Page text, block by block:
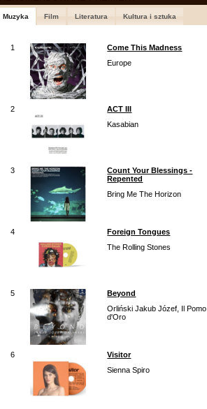
Muzyka Film Literatura Kultura i sztuka
1
Come This Madness
Europe
2
ACT III
Kasabian
3
Count Your Blessings -
Repented
Bring Me The Horizon
4
Foreign Tongues
The Rolling Stones
5
Beyond
Orliński Jakub Józef, Il Pomo
d'Oro
6
Visitor
Sienna Spiro